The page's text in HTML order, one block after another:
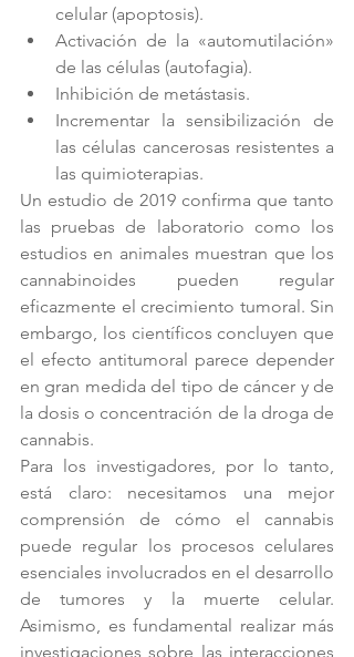
celular (apoptosis).
Activación de la «automutilación»
de las células (autofagia).
Inhibición de metástasis.
Incrementar la sensibilización de
las células cancerosas resistentes a
las quimioterapias.
Un estudio de 2019 confirma que tanto
las pruebas de laboratorio como los
estudios en animales muestran que los
cannabinoides pueden regular
eficazmente el crecimiento tumoral. Sin
embargo, los científicos concluyen que
el efecto antitumoral parece depender
en gran medida del tipo de cáncer y de
la dosis o concentración de la droga de
cannabis.
Para los investigadores, por lo tanto,
está claro: necesitamos una mejor
comprensión de cómo el cannabis
puede regular los procesos celulares
esenciales involucrados en el desarrollo
de tumores y la muerte celular.
Asimismo, es fundamental realizar más
investigaciones sobre las interacciones